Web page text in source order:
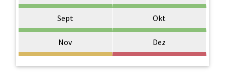
Sept Okt
Nov Dez